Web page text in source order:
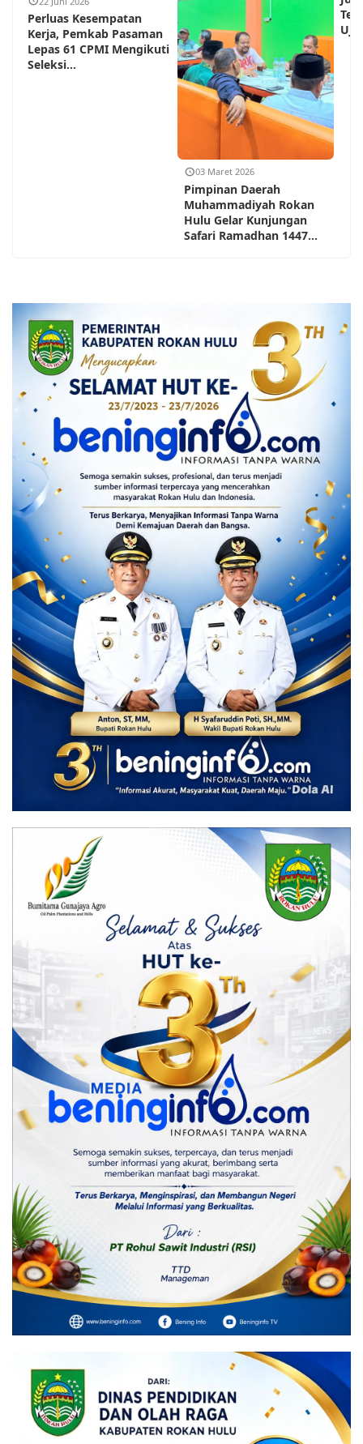
Perluas Kesempatan
Kerja, Pemkab Pasaman
Lepas 61 CPMI Mengikuti
Seleksi...
03 Maret 2026
Pimpinan Daerah
Muhammadiyah Rokan
Hulu Gelar Kunjungan
Safari Ramadhan 1447...